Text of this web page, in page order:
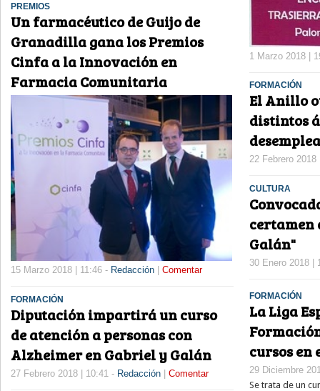
PREMIOS
Un farmacéutico de Guijo de
Granadilla gana los Premios
Cinfa a la Innovación en
Farmacia Comunitaria
15 Marzo 2018 | 11:46 - Redacción Comentar
FORMACIÓN
Diputación impartirá un curso
de atención a personas con
Alzheimer en Gabriel y Galán
27 Febrero 2018 | 10:41 - Redacción | Comentar
1 Marzo 2018 |
FORMACIÓN
El Anillo
distintos
22 Febrero
CULTURA
certamen
Galán"
30 Enero 2018 |
FORMACIÓN
La Liga
cursos en
29 Diciembre
Se trata de un